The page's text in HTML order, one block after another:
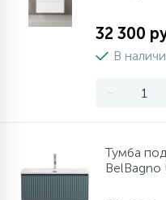
32 300
В
-
Тумба